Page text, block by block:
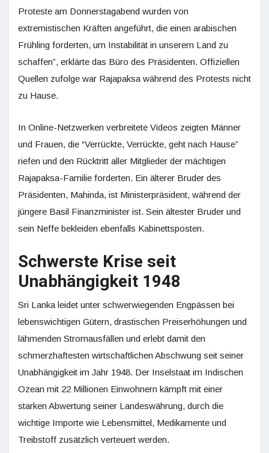
Proteste am Donnerstagabend wurden von
extremistischen Kräften angeführt, die einen arabischen
Frühling forderten, um Instabilität in unserem Land zu
schaffen”, erklärte das Büro des Präsidenten. Offiziellen
Quellen zufolge war Rajapaksa während des Protests nicht
zu Hause.
In Online-Netzwerken verbreitete Videos zeigten Männer
und Frauen, die “Verrückte, Verrückte, geht nach Hause”
riefen und den Rücktritt aller Mitglieder der mächtigen
Rajapaksa-Familie forderten. Ein älterer Bruder des
Präsidenten, Mahinda, ist Ministerpräsident, während der
jüngere Basil Finanzminister ist. Sein ältester Bruder und
sein Neffe bekleiden ebenfalls Kabinettsposten.
Schwerste Krise seit
Unabhängigkeit 1948
Sri Lanka leidet unter schwerwiegenden Engpässen bei
lebenswichtigen Gütern, drastischen Preiserhöhungen und
lähmenden Stromausfällen und erlebt damit den
schmerzhaftesten wirtschaftlichen Abschwung seit seiner
Unabhängigkeit im Jahr 1948. Der Inselstaat im Indischen
Ozean mit 22 Millionen Einwohnern kämpft mit einer
starken Abwertung seiner Landeswährung, durch die
wichtige Importe wie Lebensmittel, Medikamente und
Treibstoff zusätzlich verteuert werden.